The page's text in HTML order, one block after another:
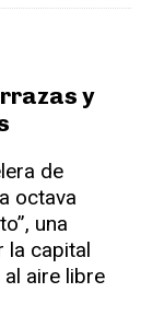
y
de
octava
una
la capital
aire libre